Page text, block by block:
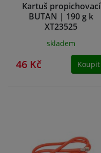
Kartuš propichovací
BUTAN | 190 g k
XT23525
skladem
46 Kč Koupit